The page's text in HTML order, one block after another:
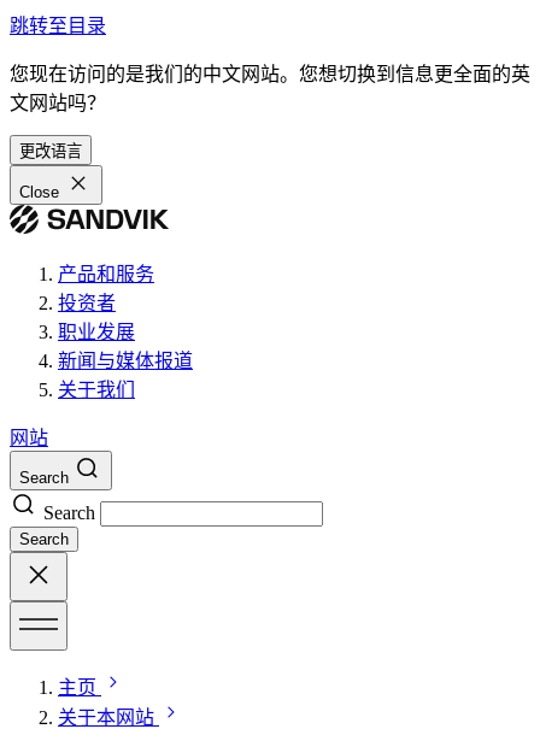
跳转至目录
您现在访问的是我们的中文网站。您想切换到信息更全面的英
文网站吗？
更改语言
Close
产品和服务
投资者
职业发展
新闻与媒体报道
关于我们
网站
Search
Search
Search
主页
关于本网站